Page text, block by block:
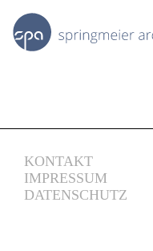
kultur.freizeit
arbeit
KONTAKT
IMPRESSUM
DATENSCHUTZ